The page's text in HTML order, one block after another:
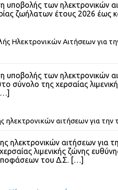
υποβολής των ηλεκτρονικών
ζωήλατων έτους 2026 έως
Ηλεκτρονικών Αιτήσεων για
υποβολής των ηλεκτρονικών
σύνολο της χερσαίας
ηλεκτρονικών αιτήσεων για
ηλεκτρονικών αιτήσεων για
λιμενικής ζώνης
του Δ.Σ. […]